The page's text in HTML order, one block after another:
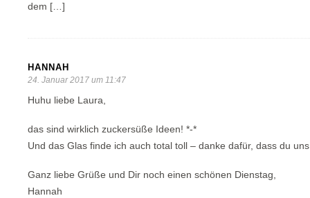
dem […]
HANNAH
24. Januar 2017 um 11:47
Huhu liebe Laura,
das sind wirklich zuckersüße Ideen! *-*
Und das Glas finde ich auch total toll – danke dafür, dass du
Ganz liebe Grüße und Dir noch einen schönen Dienstag,
Hannah